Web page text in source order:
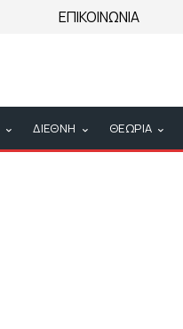
ΕΠΙΚΟΙΝΩΝΙΑ
ΔΙΕΘΝΗ ΘΕΩΡΙΑ